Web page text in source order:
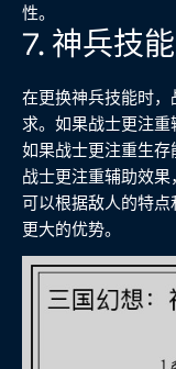
性。
7. 神兵技
在更换神兵技能时
求。如果战士更注重
如果战士更注重生
战士更注重辅助效
可以根据敌人的特
更大的优势。